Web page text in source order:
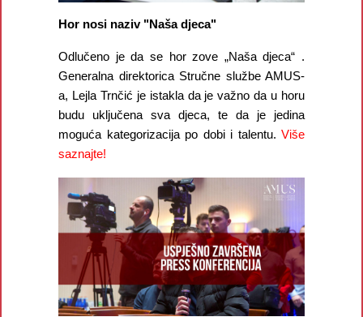
Hor nosi naziv "Naša djeca"
Odlučeno je da se hor zove „Naša djeca“ .
Generalna direktorica Stručne službe AMUS-
a, Lejla Trnčić je istakla da je važno da u horu
budu uključena sva djeca, te da je jedina
moguća kategorizacija po dobi i talentu. Više
saznajte!